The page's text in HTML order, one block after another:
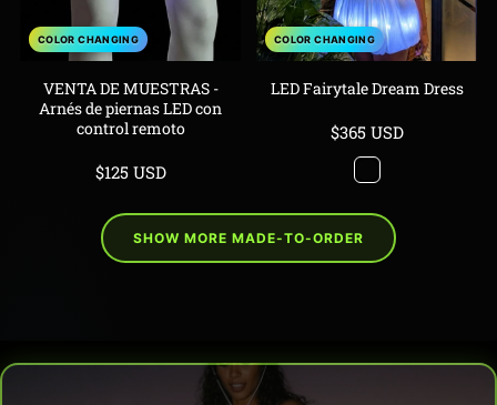
COLOR CHANGING
VENTA DE MUESTRAS -
Arnés de piernas LED con
control remoto
Precio
venta
$125 USD
COLOR CHANGING
LED Fairytale Dream Dress
Precio
venta
$365 USD
Color
SHOW MORE MADE-TO-ORDER